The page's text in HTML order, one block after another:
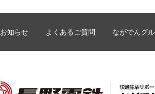
お知らせ よくあるご質問 ながでんグ